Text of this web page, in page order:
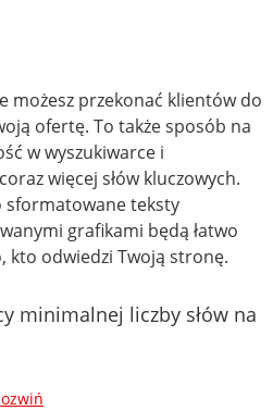
możesz przekonać klientów do
ofertę. To także sposób na
w wyszukiwarce i
więcej słów kluczowych.
teksty
grafikami będą łatwo
kto odwiedzi Twoją stronę.
minimalnej liczby słów na